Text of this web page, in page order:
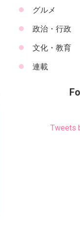
グルメ
政治・行政
文化・教育
連載
Tweets